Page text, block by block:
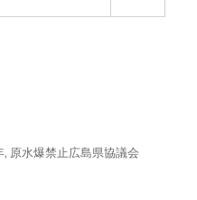
, 原水爆禁止広島県協議会